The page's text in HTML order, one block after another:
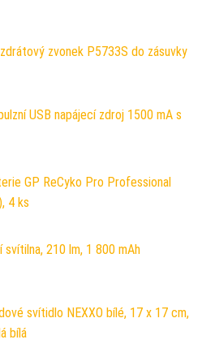
zvonek P5733S do zásuvky
USB napájecí zdroj 1500 mA s
GP ReCyko Pro Professional
4 ks
svítilna, 210 lm, 1 800 mAh
svítidlo NEXXO bílé, 17 x 17 cm,
bílá